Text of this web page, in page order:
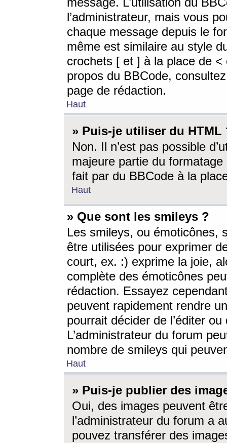
l’administrateur, mais vous
chaque message depuis le
même est similaire au style
crochets [ et ] à la place de <
propos du BBCode,
page de rédaction.
Haut
» Puis-je utiliser du HTML
Non. Il n’est pas possible
majeure partie du
fait par du BBCode à la
Haut
» Que sont les smileys ?
Les smileys, ou émoticônes,
être utilisées pour exprimer
court, ex. :) exprime la joie,
complète des émoticônes
rédaction. Essayez
peuvent rapidement rendre
pourrait décider de l’éditer
L’administrateur du forum
nombre de smileys qui
Haut
» Puis-je publier des
Oui, des images peuvent
l’administrateur du forum a
pouvez transférer des